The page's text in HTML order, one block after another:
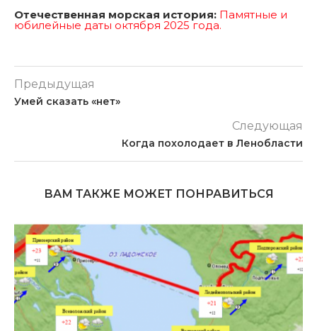
Отечественная морская история: Памятные и
юбилейные даты октября 2025 года.
Предыдущая
Умей сказать «нет»
Следующая
Когда похолодает в Ленобласти
ВАМ ТАКЖЕ МОЖЕТ ПОНРАВИТЬСЯ